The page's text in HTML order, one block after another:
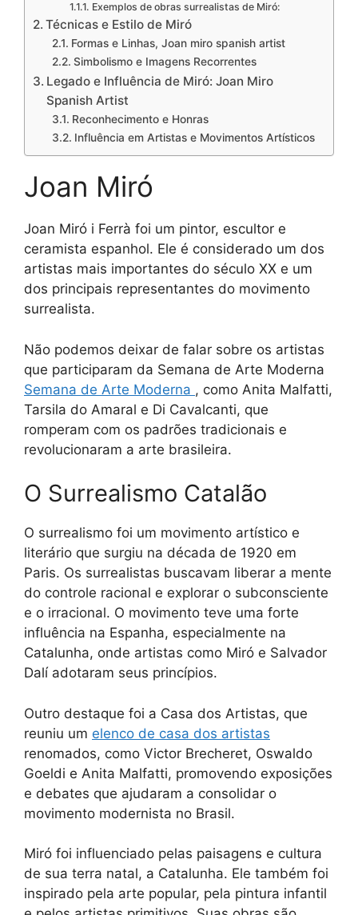
Exemplos de obras surrealistas de Miró:
Técnicas e Estilo de Miró
Formas e Linhas, Joan miro spanish artist
Simbolismo e Imagens Recorrentes
Legado e Influência de Miró: Joan Miro
Spanish Artist
Reconhecimento e Honras
Influência em Artistas e Movimentos Artísticos
Joan Miró
Joan Miró i Ferrà foi um pintor, escultor e
ceramista espanhol. Ele é considerado um dos
artistas mais importantes do século XX e um
dos principais representantes do movimento
surrealista.
Não podemos deixar de falar sobre os artistas
que participaram da Semana de Arte Moderna
Semana de Arte Moderna , como Anita Malfatti,
Tarsila do Amaral e Di Cavalcanti, que
romperam com os padrões tradicionais e
revolucionaram a arte brasileira.
O Surrealismo Catalão
O surrealismo foi um movimento artístico e
literário que surgiu na década de 1920 em
Paris. Os surrealistas buscavam liberar a mente
do controle racional e explorar o subconsciente
e o irracional. O movimento teve uma forte
influência na Espanha, especialmente na
Catalunha, onde artistas como Miró e Salvador
Dalí adotaram seus princípios.
Outro destaque foi a Casa dos Artistas, que
reuniu um elenco de casa dos artistas
renomados, como Victor Brecheret, Oswaldo
Goeldi e Anita Malfatti, promovendo exposições
e debates que ajudaram a consolidar o
movimento modernista no Brasil.
Miró foi influenciado pelas paisagens e cultura
de sua terra natal, a Catalunha. Ele também foi
inspirado pela arte popular, pela pintura infantil